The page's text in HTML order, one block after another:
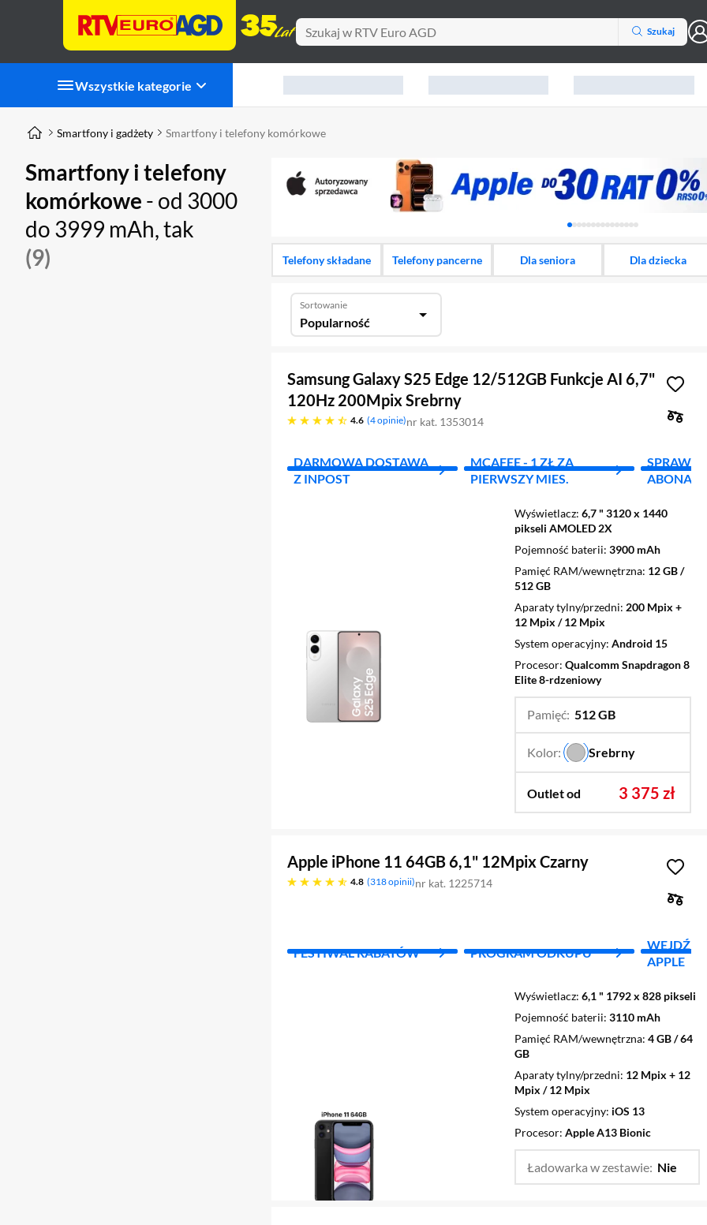
Szukaj
Wszystkie kategorie
Karuzela z banerami,
Smartfony i gadżety Smartfony i telefony komórkowe
Smartfony i telefony
komórkowe - od 3000
do 3999 mAh, tak
(9)
Telefony składane Telefony pancerne Dla seniora Dla dziecka
Sortowanie
Popularność
Samsung Galaxy S25 Edge 12/512GB Funkcje AI 6,7"
120Hz 200Mpix Srebrny
4.6
4.6 gwiazdek 4 opinie nr kat. 1353014
DARMOWA DOSTAWA
Z INPOST
MCAFEE - 1 ZŁ ZA
PIERWSZY MIES.
SPRAWDŹ
Wyświetlacz 6,7 " 3120 x 1440
pikseli AMOLED 2X
Pojemność baterii 3900 mAh
Pamięć RAM/wewnętrzna 12 GB /
512 GB
Aparaty tylny/przedni 200 Mpix +
12 Mpix / 12 Mpix
System operacyjny Android 15
Procesor Qualcomm Snapdragon 8
Elite 8-rdzeniowy
Pamięć: 512 GB
Kolor: Srebrny
Outlet od 3 375 zł
Apple iPhone 11 64GB 6,1" 12Mpix Czarny
4.8
4.8 gwiazdek 318 opinii nr kat. 1225714
FESTIWAL RABATÓW PROGRAM ODKUPU
WEJDŹ
APPLE
Wyświetlacz 6,1 " 1792 x 828 pikseli
Pojemność baterii 3110 mAh
Pamięć RAM/wewnętrzna 4 GB / 64
GB
Aparaty tylny/przedni 12 Mpix + 12
Mpix / 12 Mpix
System operacyjny iOS 13
Procesor Apple A13 Bionic
Ładowarka w zestawie: Nie
Tak